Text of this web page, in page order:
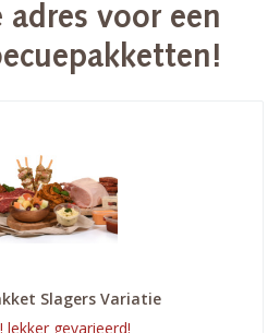
voor een
Slagers Variatie
lekker gevarieerd!